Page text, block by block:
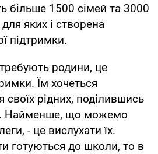
більше 1500 сімей та 3000
для яких і створена
підтримки.
родини, це
Їм хочеться
рідних, поділившись
Найменше, що можемо
- це вислухати їх.
готуються до школи, то в